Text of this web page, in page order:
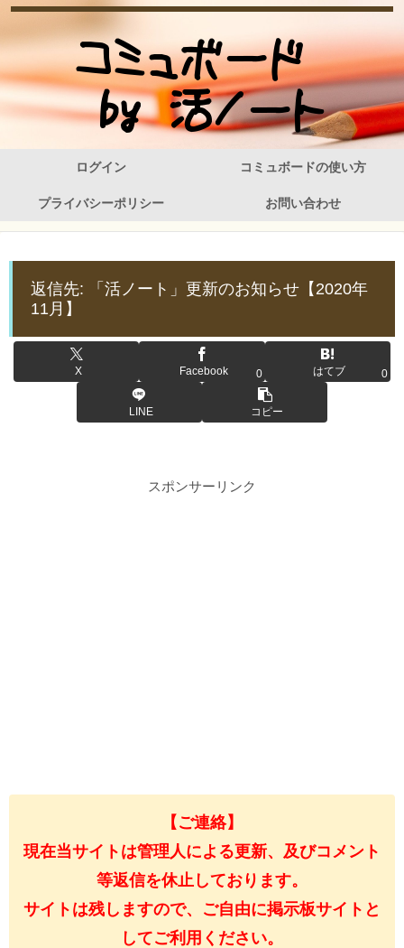
ログイン コミュボードの使い方
プライバシーポリシー お問い合わせ
返信先: 「活ノート」更新のお知らせ【2020年
11月】
X Facebook 0 はてブ 0
LINE コピー
スポンサーリンク
【ご連絡】
現在当サイトは管理人による更新、及びコメント
等返信を休止しております。
サイトは残しますので、ご自由に掲示板サイトと
してご利用ください。